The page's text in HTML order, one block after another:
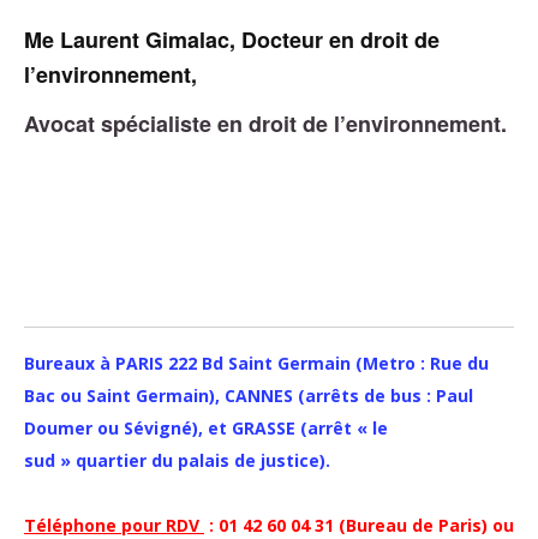
Me Laurent Gimalac, Docteur en droit de
l’environnement,
Avocat spécialiste en droit de l’environnement.
Bureaux à PARIS 222 Bd Saint Germain (Metro : Rue du
Bac ou Saint Germain), CANNES (arrêts de bus : Paul
Doumer ou Sévigné), et GRASSE (arrêt « le
sud » quartier du palais de justice).
Téléphone pour RDV : 01 42 60 04 31 (Bureau de Paris) ou